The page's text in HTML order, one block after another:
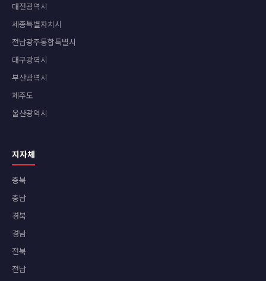
대전광역시
세종특별자치시
전남광주통합특별시
대구광역시
부산광역시
제주도
울산광역시
지자체
충북
충남
경북
경남
전북
전남